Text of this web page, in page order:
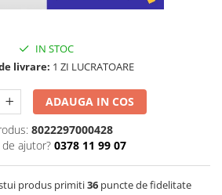
IN STOC
livrare: 1 ZI LUCRATOARE
ADAUGA IN COS
8022297000428
ajutor? 0378 11 99 07
produs primiti36puncte de fidelitate